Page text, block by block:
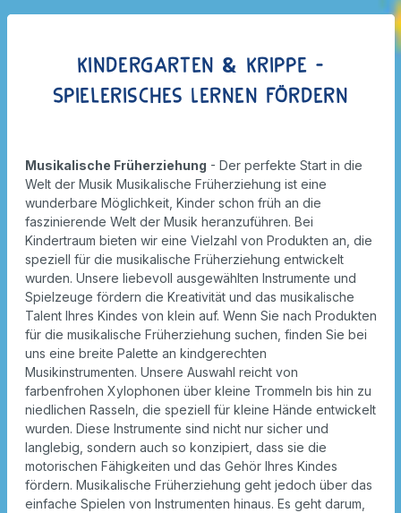
Kindergarten & Krippe -
Spielerisches Lernen fördern
Musikalische Früherziehung - Der perfekte Start in die
Welt der Musik Musikalische Früherziehung ist eine
wunderbare Möglichkeit, Kinder schon früh an die
faszinierende Welt der Musik heranzuführen. Bei
Kindertraum bieten wir eine Vielzahl von Produkten an, die
speziell für die musikalische Früherziehung entwickelt
wurden. Unsere liebevoll ausgewählten Instrumente und
Spielzeuge fördern die Kreativität und das musikalische
Talent Ihres Kindes von klein auf. Wenn Sie nach Produkten
für die musikalische Früherziehung suchen, finden Sie bei
uns eine breite Palette an kindgerechten
Musikinstrumenten. Unsere Auswahl reicht von
farbenfrohen Xylophonen über kleine Trommeln bis hin zu
niedlichen Rasseln, die speziell für kleine Hände entwickelt
wurden. Diese Instrumente sind nicht nur sicher und
langlebig, sondern auch so konzipiert, dass sie die
motorischen Fähigkeiten und das Gehör Ihres Kindes
fördern. Musikalische Früherziehung geht jedoch über das
einfache Spielen von Instrumenten hinaus. Es geht darum,